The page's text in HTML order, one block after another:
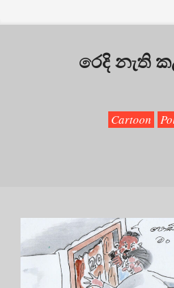
රෙදි නැති
Cartoon